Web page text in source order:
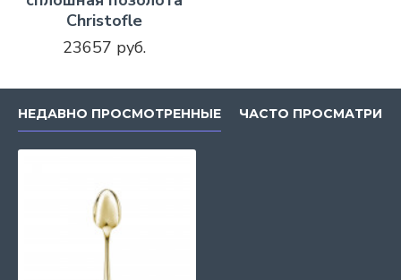
Christofle
23657 руб.
НЕДАВНО ПРОСМОТРЕННЫЕ ЧАСТО